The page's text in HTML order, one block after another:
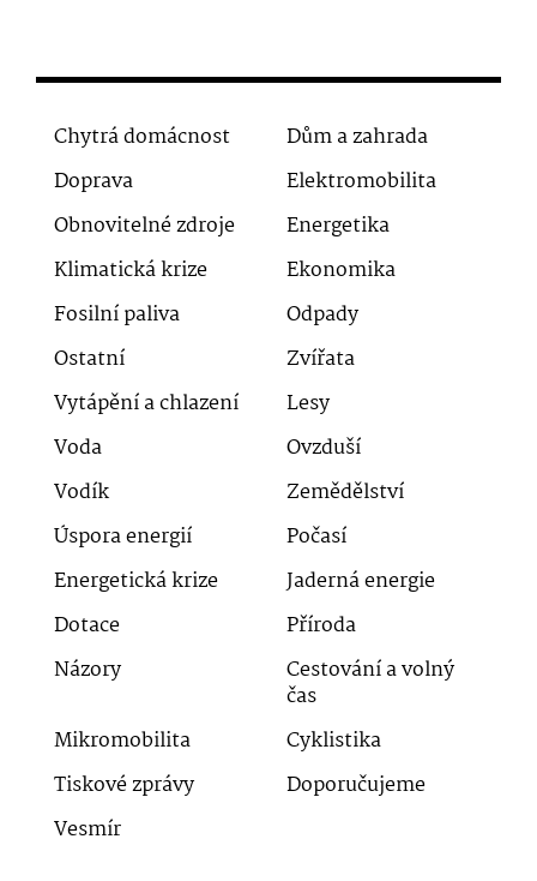
Chytrá domácnost
Dům a zahrada
Doprava
Elektromobilita
Obnovitelné zdroje
Energetika
Klimatická krize
Ekonomika
Fosilní paliva
Odpady
Ostatní
Zvířata
Vytápění a chlazení
Lesy
Voda
Ovzduší
Vodík
Zemědělství
Úspora energií
Počasí
Energetická krize
Jaderná energie
Dotace
Příroda
Názory
Cestování a volný
čas
Mikromobilita
Cyklistika
Tiskové zprávy
Doporučujeme
Vesmír